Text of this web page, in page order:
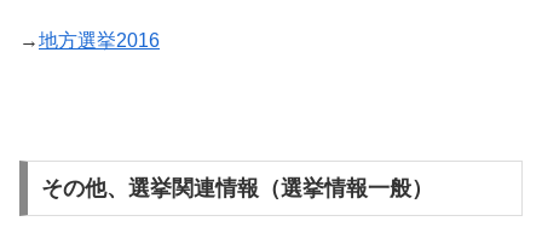
→地方選挙2016
その他、選挙関連情報（選挙情報一般）